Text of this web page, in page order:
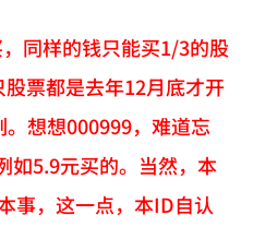
同样的钱只能买1/3的股
票都是去年12月底才开
想想000999，难道忘
如5.9元买的。当然，本
事，这一点，本ID自认